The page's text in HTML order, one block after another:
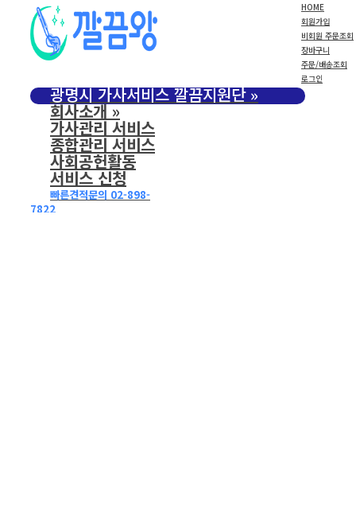
HOME
회원가입
비회원 주문조회
장바구니
주문/배송조회
로그인
광명시 가사서비스 깔끔지원단»
회사소개»
가사관리 서비스
종합관리 서비스
사회공헌활동
서비스 신청
빠른견적문의 02-898-
7822